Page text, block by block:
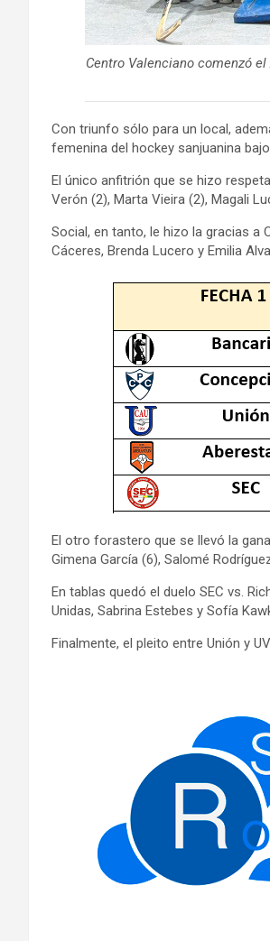
Centro Valenciano comenzó
Con triunfo sólo para un local,
femenina del hockey sanjuanina
El único anfitrión que se hizo
Verón (2), Marta Vieira (2), Magali
Social, en tanto, le hizo la gracias a
Cáceres, Brenda Lucero y Emilia
El otro forastero que se llevó la
Gimena García (6), Salomé
En tablas quedó el duelo SEC vs.
Unidas, Sabrina Estebes y Sofía
Finalmente, el pleito entre Unión y